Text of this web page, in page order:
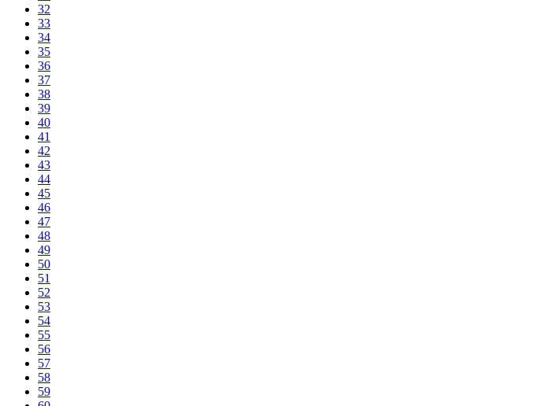
32
33
34
35
36
37
38
39
40
41
42
43
44
45
46
47
48
49
50
51
52
53
54
55
56
57
58
59